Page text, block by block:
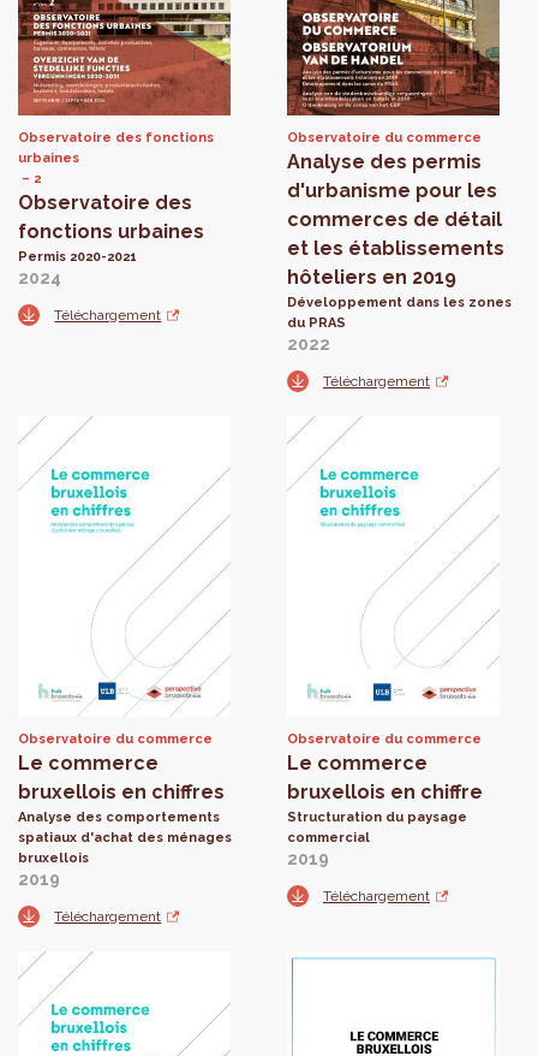
Observatoire des fonctions
urbaines
2
Observatoire des
fonctions urbaines
Permis 2020-2021
2024
Téléchargement
Observatoire du commerce
Analyse des permis
d'urbanisme pour les
commerces de détail
et les établissements
hôteliers en 2019
Développement dans les zones
du PRAS
2022
Téléchargement
Observatoire du commerce
Le commerce
bruxellois en chiffres
Analyse des comportements
spatiaux d'achat des ménages
bruxellois
2019
Téléchargement
Observatoire du commerce
Le commerce
bruxellois en chiffre
Structuration du paysage
commercial
2019
Téléchargement